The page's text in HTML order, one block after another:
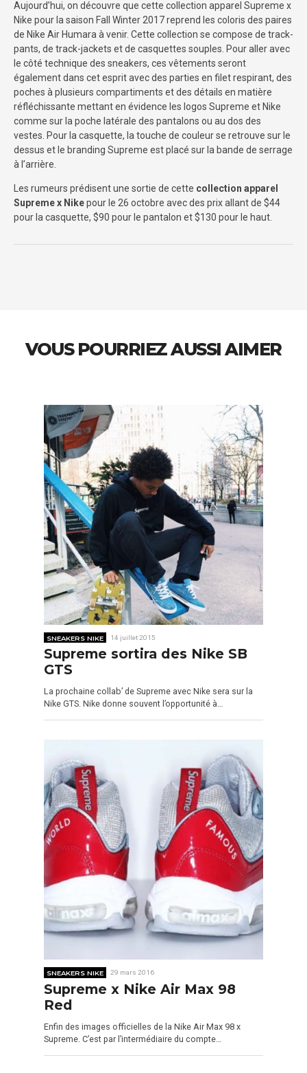
Aujourd’hui, on découvre que cette collection apparel Supreme x
Nike pour la saison Fall Winter 2017 reprend les coloris des paires
de Nike Air Humara à venir. Cette collection se compose de track-
pants, de track-jackets et de casquettes souples. Pour aller avec
le côté technique des sneakers, ces vêtements seront
également dans cet esprit avec des parties en filet respirant, des
poches à plusieurs compartiments et des détails en matière
réfléchissante mettant en évidence les logos Supreme et Nike
comme sur la poche latérale des pantalons ou au dos des
vestes. Pour la casquette, la touche de couleur se retrouve sur le
dessus et le branding Supreme est placé sur la bande de serrage
à l’arrière.
Les rumeurs prédisent une sortie de cette collection apparel
Supreme x Nikepour le 26 octobre avec des prix allant de $44
pour la casquette, $90 pour le pantalon et $130 pour le haut.
VOUS POURRIEZ AUSSI AIMER
SNEAKERS NIKE 14 juillet 2015
Supreme sortira des Nike SB
GTS
La prochaine collab’ de Supreme avec Nike sera sur la
Nike GTS. Nike donne souvent l’opportunité à…
SNEAKERS NIKE 29 mars 2016
Supreme x Nike Air Max 98
Red
Enfin des images officielles de la Nike Air Max 98 x
Supreme. C’est par l’intermédiaire du compte…